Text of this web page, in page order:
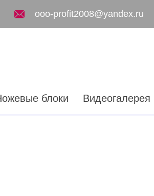
ooo-profit2008@yandex.ru
блоки Видеогалерея